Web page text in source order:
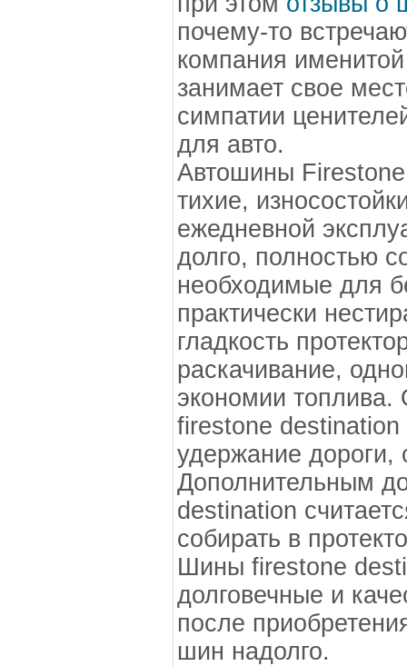
почему-то
компания
занимает свое
симпатии
для авто.
Автошины
тихие,
ежедневной
долго, полностью
необходимые для
практически
гладкость
раскачивание,
экономии
firestone destination
удержание дороги,
Дополнительным
destination
собирать в
Шины firestone
долговечные и
после
шин надолго.